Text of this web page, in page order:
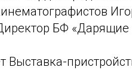
БФ «Дарящие
Выставка-